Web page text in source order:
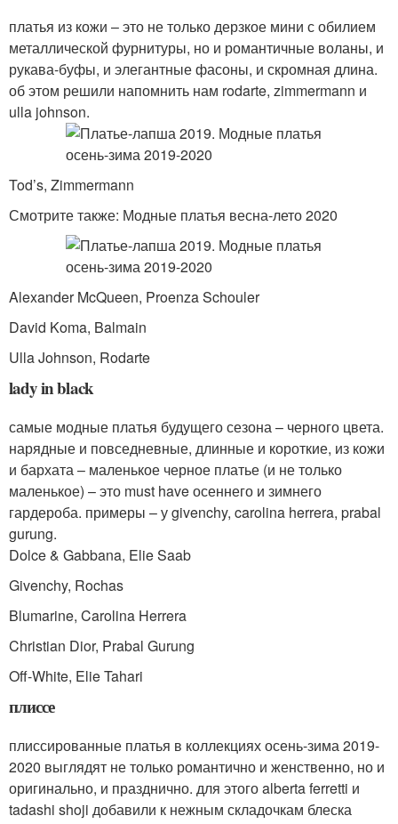
платья из кожи – это не только дерзкое мини с обилием
металлической фурнитуры, но и романтичные воланы, и
рукава-буфы, и элегантные фасоны, и скромная длина.
об этом решили напомнить нам rodarte, zimmermann и
ulla johnson.
Tod’s, Zimmermann
Смотрите также: Модные платья весна-лето 2020
Alexander McQueen, Proenza Schouler
David Koma, Balmain
Ulla Johnson, Rodarte
lady in black
самые модные платья будущего сезона – черного цвета.
нарядные и повседневные, длинные и короткие, из кожи
и бархата – маленькое черное платье (и не только
маленькое) – это must have осеннего и зимнего
гардероба. примеры – у givenchy, carolina herrera, prabal
gurung.
Dolce & Gabbana, Elie Saab
Givenchy, Rochas
Blumarine, Carolina Herrera
Christian Dior, Prabal Gurung
Off-White, Elie Tahari
плиссе
плиссированные платья в коллекциях осень-зима 2019-
2020 выглядят не только романтично и женственно, но и
оригинально, и празднично. для этого alberta ferretti и
tadashi shoji добавили к нежным складочкам блеска